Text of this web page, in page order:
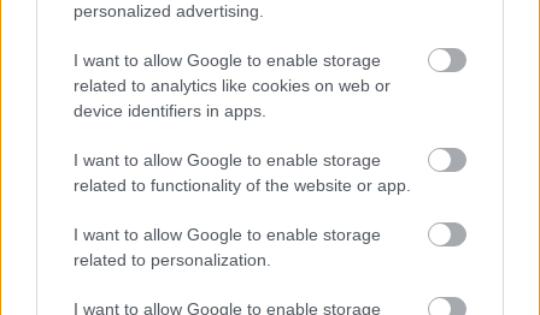
personalized advertising.
I want to allow Google to enable storage
related to analytics like cookies on web or
device identifiers in apps.
I want to allow Google to enable storage
related to functionality of the website or app.
I want to allow Google to enable storage
related to personalization.
I want to allow Google to enable storage
mérföldköve a felülvizsgálat
árnyékában?
HÍRLEVÉL